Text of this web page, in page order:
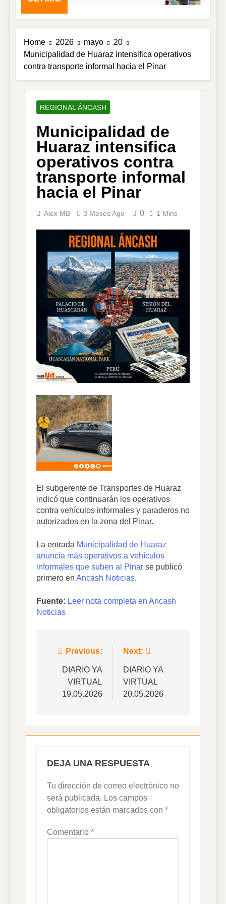
Home 2026 mayo
20
Municipalidad de Huaraz intensifica operativos
contra transporte informal hacia el Pinar
REGIONAL ÁNCASH
Municipalidad de
Huaraz intensifica
operativos contra
transporte informal
hacia el Pinar
Alex MB 3 Meses Ago 0 1 Mins
El subgerente de Transportes de Huaraz
indicó que continuarán los operativos
contra vehículos informales y paraderos no
autorizados en la zona del Pinar.
La entrada Municipalidad de Huaraz
anuncia más operativos a vehículos
informales que suben al Pinar se publicó
primero en Ancash Noticias.
Fuente: Leer nota completa en Ancash
Noticias
Navegación
entradas
Previous:
DIARIO YA
VIRTUAL
19.05.2026
Next:
DIARIO YA
VIRTUAL
20.05.2026
DEJA UNA RESPUESTA
Tu dirección de correo electrónico no
será publicada. Los campos
obligatorios están marcados con *
Comentario *